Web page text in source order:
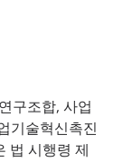
구조합, 사업
기술혁신촉진
법 시행령 제